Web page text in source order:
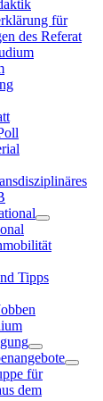
für
des Referat
Tipps
für
dem